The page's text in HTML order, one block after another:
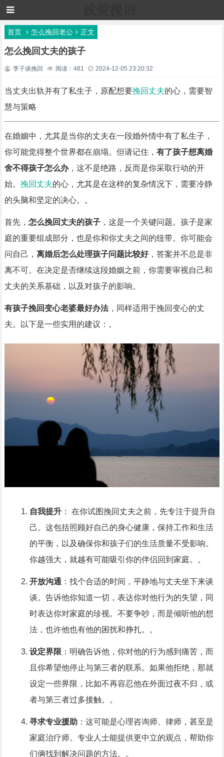
首页 怎么挽回老公 正文
怎么挽回丈夫的孩子
李子谈挽回 阅读：481 2024-12-05 23:20:32
当丈夫出轨并有了私生子，原配想要挽回丈夫的心，需要智
慧与策略
在婚姻中，尤其是当你的丈夫在一段婚外情中有了私生子，
你可能觉得整个世界都在崩塌。但请记住， 有了孩子想离婚
舍不得孩子怎么办，这不是绝路，反而是你采取行动的开
始。 挽回丈夫的心，尤其是在这样的复杂情况下，需要冷静
的头脑和坚定的决心。。
首先， 怎么挽回丈夫的孩子，这是一个关键问题。孩子是家
庭的重要组成部分，也是你和你丈夫之间的纽带。你可能会
问自己， 离婚后怎么处理孩子问题比较好，答案并不总是非
离不可。在决定是否继续这段婚姻之前，你需要审视自己和
丈夫的关系基础，以及对孩子的影响。
有孩子挽回变心老婆最好办法，同样适用于挽回变心的丈
夫。以下是一些实用的建议：。
自我提升： 在你试图挽回丈夫之前，先专注于提升自
己。这包括照顾好自己的身心健康，保持工作和生活
的平衡，以及确保你和孩子们的生活质量不受影响。
你越强大，就越有可能吸引你的伴侣回到家庭。。
开放沟通 ：找个合适的时间，平静地与丈夫坐下来谈
谈。告诉他你知道一切，表达你对他行为的失望，同
时表达你对家庭的珍视。不要争吵，而是倾听他的想
法，也许他也有他的困扰和挣扎。。
设定界限 ：明确告诉他，你对他的行为感到痛苦，而
且你希望他停止与第三者的联系。如果他拒绝，那就
设定一些界限，比如不再容忍他在外面过夜不归，或
者与第三者过多接触。。
寻求专业援助：这可能是心理咨询师、律师，甚至是
家庭治疗师。专业人士能提供更中立的观点，帮助你
们俩找到解决问题的方法。。